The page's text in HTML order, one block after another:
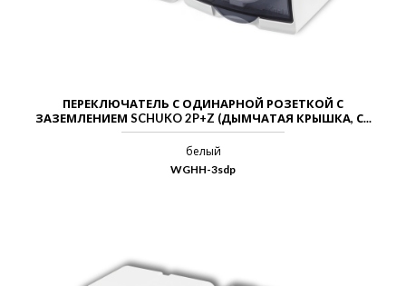
ПЕРЕКЛЮЧАТЕЛЬ С ОДИНАРНОЙ РОЗЕТКОЙ С
ЗАЗЕМЛЕНИЕМ SCHUKO 2P+Z (ДЫМЧАТАЯ КРЫШКА, С...
белый
WGHH-3sdp